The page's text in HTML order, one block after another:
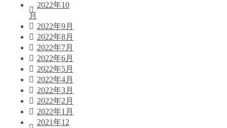
2022年10
月
2022年9月
2022年8月
2022年7月
2022年6月
2022年5月
2022年4月
2022年3月
2022年2月
2022年1月
2021年12